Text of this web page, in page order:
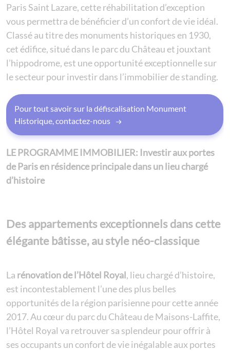
Paris Saint Lazare, cette réhabilitation d’exception
vous permettra de bénéficier d’un confort de vie idéal.
Classé au titre des monuments historiques en 1930,
cet édifice, situé dans le parc du Château et jouxtant
l’hippodrome, est une opportunité exceptionnelle sur
le secteur pour investir dans l’immobilier de standing.
Pour tout savoir sur la défiscalisation Monument
Historique, contactez-nous
LE PROGRAMME IMMOBILIER: Investir aux portes
de Paris en résidence principale dans un lieu chargé
d’histoire
Des appartements exceptionnels dans cette
élégante bâtisse, au style néo-classique
La rénovation de l’Hôtel Royal, lieu chargé d’histoire,
est incontestablement l’une des plus belles
opportunités de la région parisienne pour cette année
2017. Au cœur du parc du Château de Maisons-Laffite,
l’Hôtel Royal va retrouver sa splendeur pour offrir à
ses occupants un confort de vie inégalable aux portes